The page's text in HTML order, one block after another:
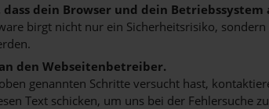
dass dein Browser und dein
birgt nicht nur ein Sicherheitsrisiko,
den Webseitenbetreiber.
genannten Schritte versucht hast,
Text schicken, um uns bei der Fehlersuche